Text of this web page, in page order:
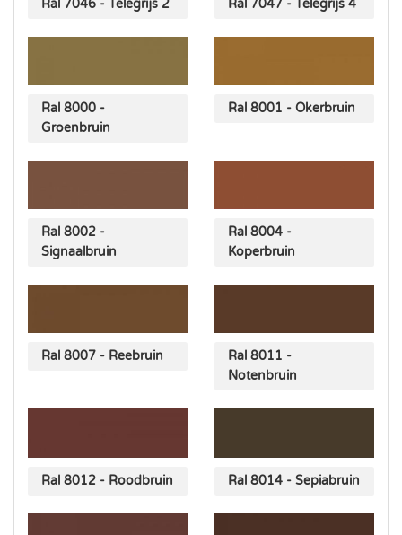
Ral 7046 - Telegrijs 2 Ral 7047 - Telegrijs 4
Ral 8000 -
Groenbruin
Ral 8001 - Okerbruin
Ral 8002 -
Signaalbruin
Ral 8004 -
Koperbruin
Ral 8007 - Reebruin
Ral 8011 -
Notenbruin
Ral 8012 - Roodbruin Ral 8014 - Sepiabruin